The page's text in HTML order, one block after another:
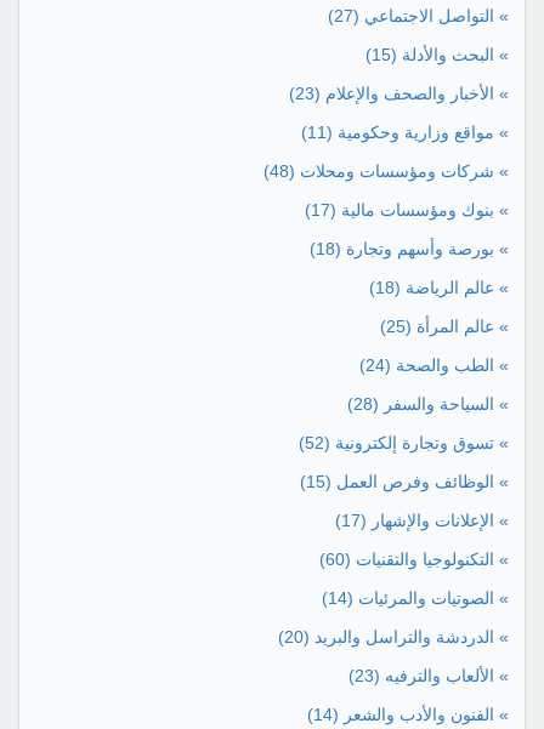
» التواصل الاجتماعي (27)
» البحث والأدلة (15)
» الأخبار والصحف والإعلام (23)
» مواقع وزارية وحكومية (11)
» شركات ومؤسسات ومحلات (48)
» بنوك ومؤسسات مالية (17)
» بورصة وأسهم وتجارة (18)
» عالم الرياضة (18)
» عالم المرأة (25)
» الطب والصحة (24)
» السياحة والسفر (28)
» تسوق وتجارة إلكترونية (52)
» الوظائف وفرص العمل (15)
» الإعلانات والإشهار (17)
» التكنولوجيا والتقنيات (60)
» الصوتيات والمرئيات (14)
» الدردشة والتراسل والبريد (20)
» الألعاب والترفيه (23)
» الفنون والأدب والشعر (14)